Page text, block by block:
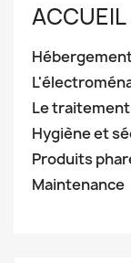
ACCUEIL
Le
Hygiène et
Produits
Maintenance